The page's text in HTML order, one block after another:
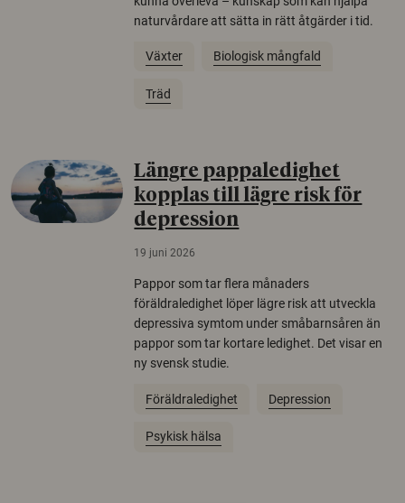
naturvårdare att sätta in rätt åtgärder i tid.
Växter Biologisk mångfald
Träd
Längre pappaledighet
kopplas till lägre risk för
depression
19 juni 2026
Pappor som tar flera månaders
föräldraledighet löper lägre risk att utveckla
depressiva symtom under småbarnsåren än
pappor som tar kortare ledighet. Det visar en
ny svensk studie.
Föräldraledighet Depression
Psykisk hälsa